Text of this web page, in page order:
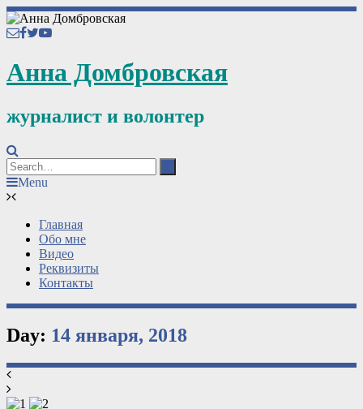
Анна Домбровская
журналист и волонтер
Menu
Главная
Обо мне
Видео
Реквизиты
Контакты
Day: 14 января, 2018